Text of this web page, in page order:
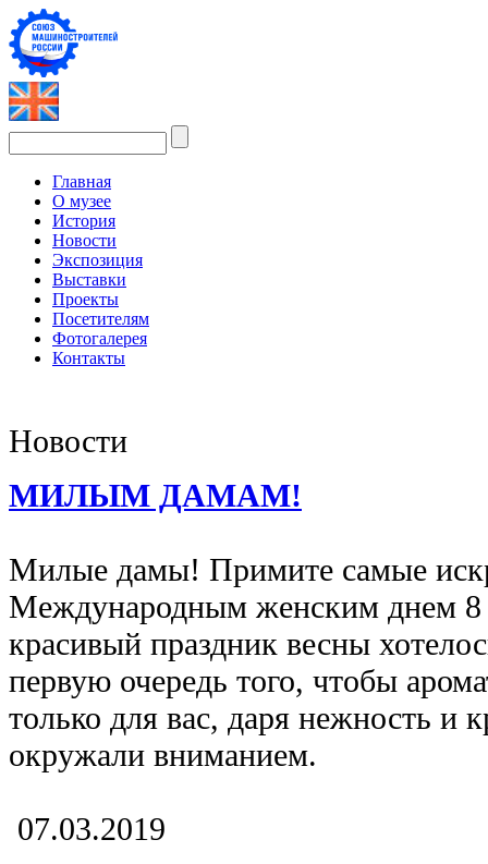
Главная
О музее
История
Новости
Экспозиция
Выставки
Проекты
Посетителям
Фотогалерея
Контакты
Новости
МИЛЫМ ДАМАМ!
Милые дамы! Примите самые
Международным женским днем
красивый праздник весны
первую очередь того, чтобы
только для вас, даря нежность и
окружали вниманием.
07.03.2019